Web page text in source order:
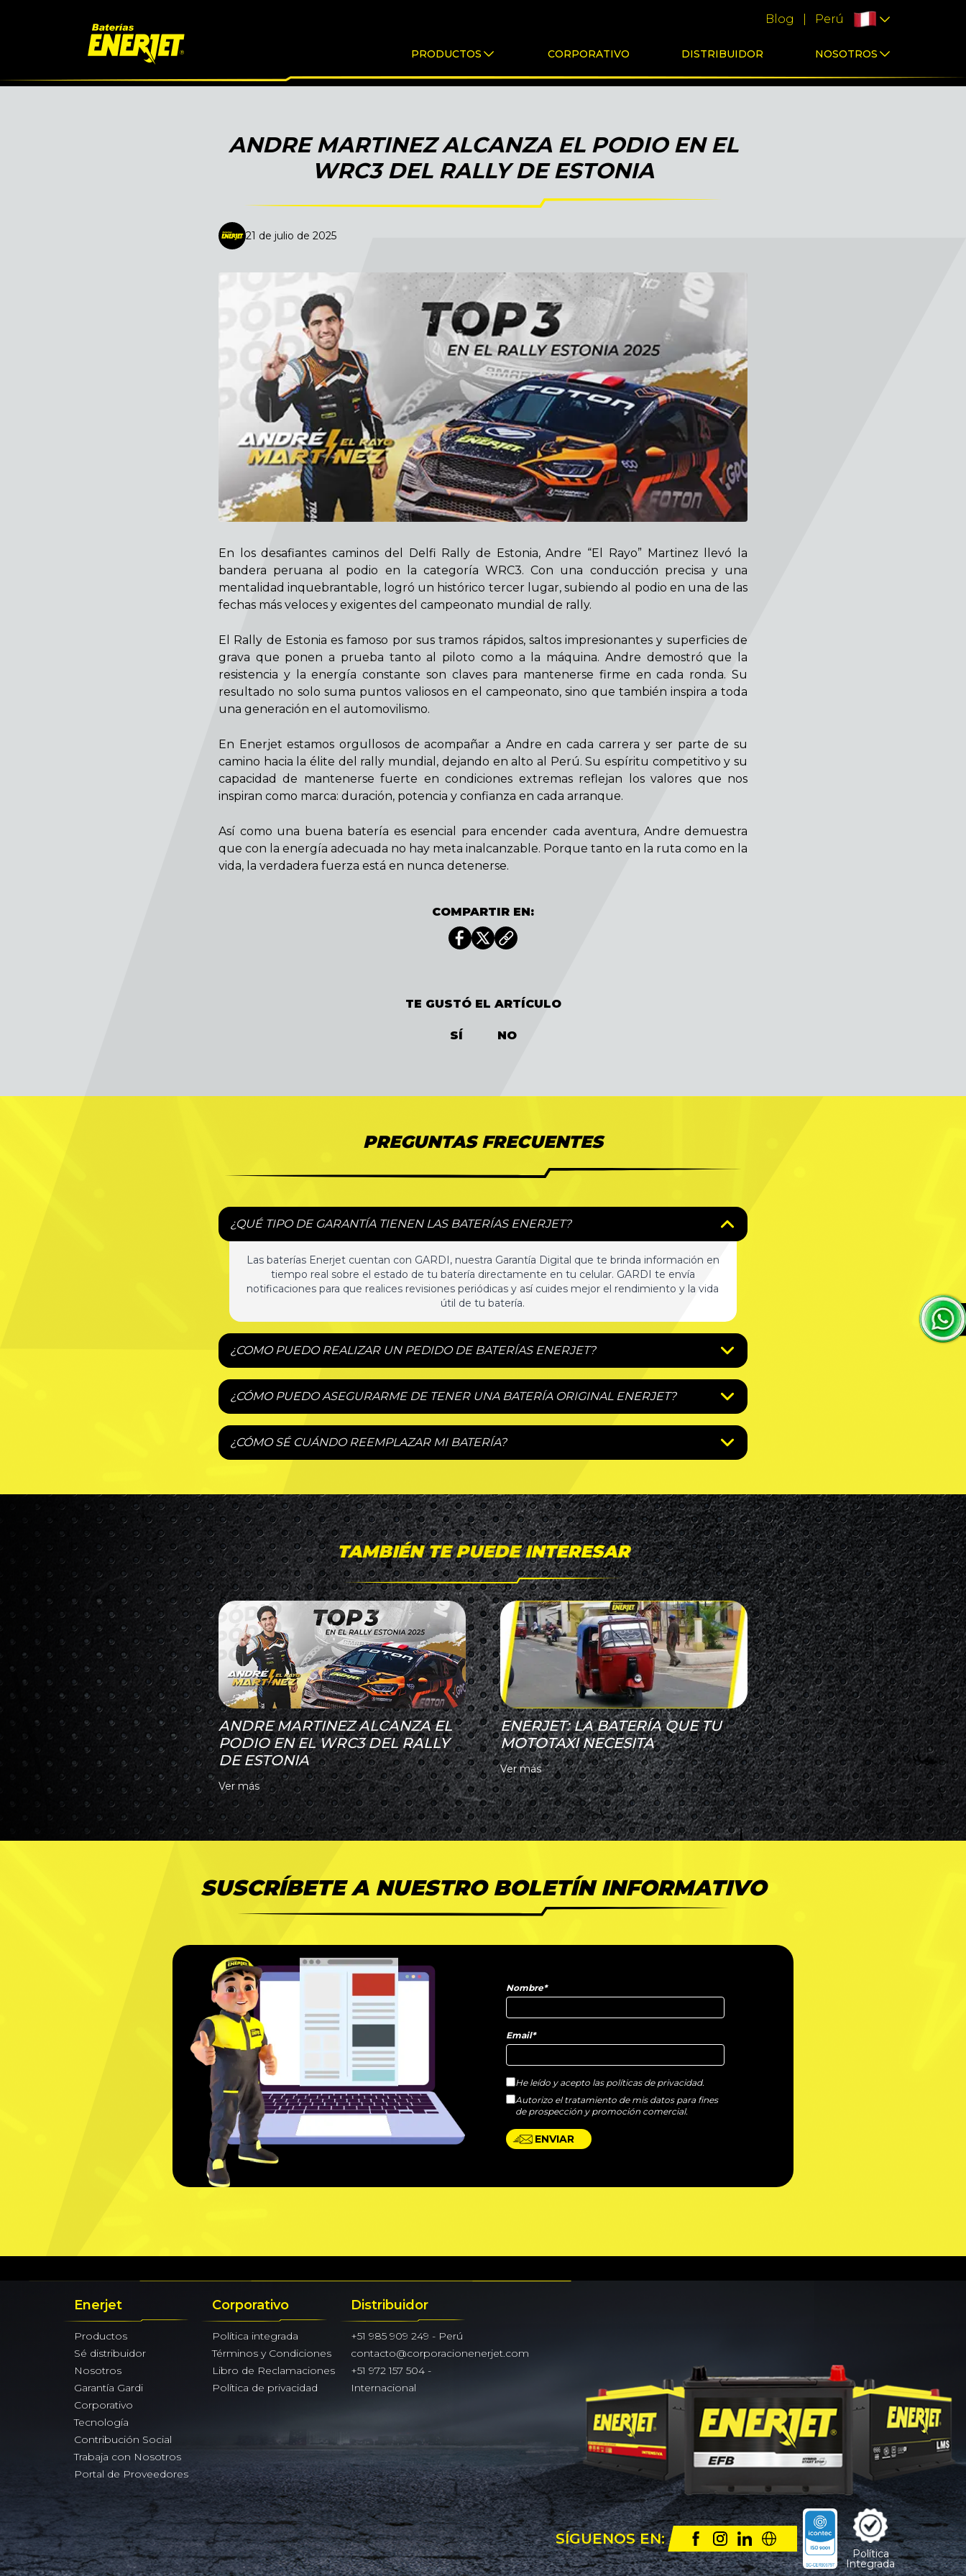
Blog Perú
PRODUCTOS CORPORATIVO DISTRIBUIDOR NOSOTROS
ANDRE MARTINEZ ALCANZA EL PODIO EN EL
WRC3 DEL RALLY DE ESTONIA
21 de julio de 2025
En los desafiantes caminos del Delfi Rally de Estonia, Andre “El Rayo” Martinez llevó la
bandera peruana al podio en la categoría WRC3. Con una conducción precisa y una
mentalidad inquebrantable, logró un histórico tercer lugar, subiendo al podio en una de las
fechas más veloces y exigentes del campeonato mundial de rally.
El Rally de Estonia es famoso por sus tramos rápidos, saltos impresionantes y superficies de
grava que ponen a prueba tanto al piloto como a la máquina. Andre demostró que la
resistencia y la energía constante son claves para mantenerse firme en cada ronda. Su
resultado no solo suma puntos valiosos en el campeonato, sino que también inspira a toda
una generación en el automovilismo.
En Enerjet estamos orgullosos de acompañar a Andre en cada carrera y ser parte de su
camino hacia la élite del rally mundial, dejando en alto al Perú. Su espíritu competitivo y su
capacidad de mantenerse fuerte en condiciones extremas reflejan los valores que nos
inspiran como marca: duración, potencia y confianza en cada arranque.
Así como una buena batería es esencial para encender cada aventura, Andre demuestra
que con la energía adecuada no hay meta inalcanzable. Porque tanto en la ruta como en la
vida, la verdadera fuerza está en nunca detenerse.
COMPARTIR EN:
TE GUSTÓ EL ARTÍCULO
SÍ NO
PREGUNTAS FRECUENTES
¿QUÉ TIPO DE GARANTÍA TIENEN LAS BATERÍAS ENERJET?
Las baterías Enerjet cuentan con GARDI, nuestra Garantía Digital que te brinda información en
tiempo real sobre el estado de tu batería directamente en tu celular. GARDI te envía
notificaciones para que realices revisiones periódicas y así cuides mejor el rendimiento y la vida
útil de tu batería.
¿COMO PUEDO REALIZAR UN PEDIDO DE BATERÍAS ENERJET?
¿CÓMO PUEDO ASEGURARME DE TENER UNA BATERÍA ORIGINAL ENERJET?
¿CÓMO SÉ CUÁNDO REEMPLAZAR MI BATERÍA?
TAMBIÉN TE PUEDE INTERESAR
ANDRE MARTINEZ ALCANZA EL
PODIO EN EL WRC3 DEL RALLY
DE ESTONIA
Ver más
ENERJET: LA BATERÍA QUE TU
MOTOTAXI NECESITA
Ver más
SUSCRÍBETE A NUESTRO BOLETÍN INFORMATIVO
Nombre*
Email*
He leído y acepto las políticas de privacidad.
Autorizo el tratamiento de mis datos para fines
de prospección y promoción comercial.
ENVIAR
Enerjet
Productos
Sé distribuidor
Nosotros
Garantía Gardi
Corporativo
Tecnología
Contribución Social
Trabaja con Nosotros
Portal de Proveedores
Corporativo
Política integrada
Términos y Condiciones
Libro de Reclamaciones
Política de privacidad
Distribuidor
+51 985 909 249 - Perú
contacto@corporacionenerjet.com
+51 972 157 504 -
Internacional
SÍGUENOS EN:
Política
Integrada